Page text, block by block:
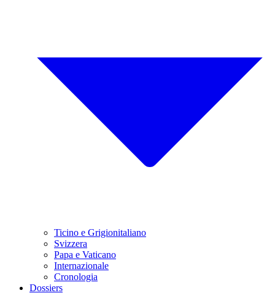
Ticino e Grigionitaliano
Svizzera
Papa e Vaticano
Internazionale
Cronologia
Dossiers